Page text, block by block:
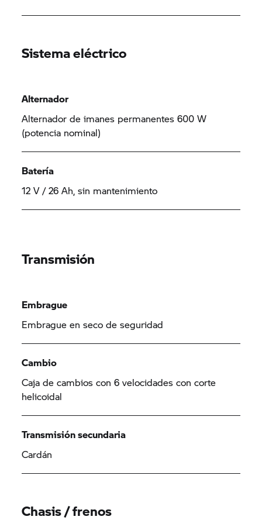
Sistema eléctrico
Alternador
Alternador de imanes permanentes 600 W
(potencia nominal)
Batería
12 V / 26 Ah, sin mantenimiento
Transmisión
Embrague
Embrague en seco de seguridad
Cambio
Caja de cambios con 6 velocidades con corte
helicoidal
Transmisión secundaria
Cardán
Chasis / frenos